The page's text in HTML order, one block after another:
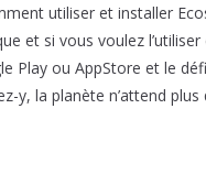
utiliser et installer
et si vous voulez
Play ou AppStore et le
y, la planète n’attend plus